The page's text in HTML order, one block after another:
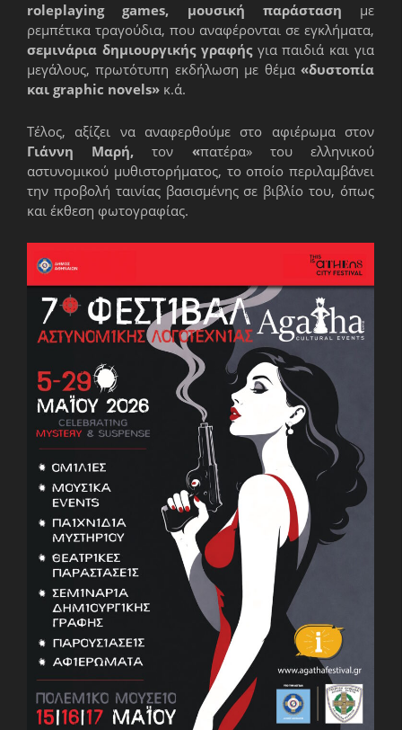
roleplaying games,
μουσική παράσταση με
ρεμπέτικα τραγούδια, που αναφέρονται σε εγκλήματα,
σεμινάρια δημιουργικής γραφήςγια παιδιά και για
μεγάλους, πρωτότυπη εκδήλωση με θέμα «δυστοπία
και graphic novels» κ.ά.
Τέλος, αξίζει να αναφερθούμε στο αφιέρωμα στον
Γιάννη Μαρή,τον «πατέρα» του ελληνικού
αστυνομικού μυθιστορήματος, το οποίο περιλαμβάνει
την προβολή ταινίας βασισμένης σε βιβλίο του, όπως
και έκθεση φωτογραφίας.